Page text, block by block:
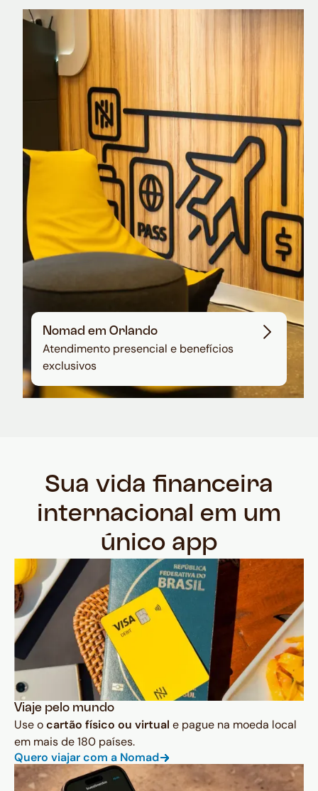
Nomad Explorer
Cartão de crédito brasileiro com cashback
em dólar
Nomad em Orlando
Atendimento presencial e benefícios
exclusivos
Sua vida financeira
internacional em um
único app
Viaje pelo mundo
Use ocartão físico ou virtual e pague na moeda local
em mais de 180 países.
Quero viajar com a Nomad